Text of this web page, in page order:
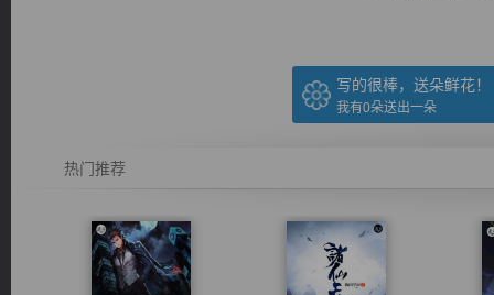
写的很棒，送朵鲜花！
我有0朵送出一朵
热门推荐